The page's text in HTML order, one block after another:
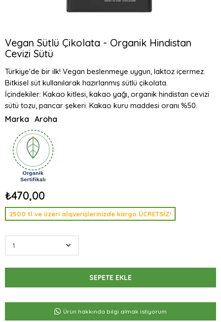
Vegan Sütlü Çikolata - Organik Hindistan
Cevizi Sütü
Türkiye'de bir ilk! Vegan beslenmeye uygun, laktoz içermez.
Bitkisel süt kullanılarak hazırlanmış sütlü çikolata.
İçindekiler: Kakao kitlesi, kakao yağı, organik hindistan cevizi
sütü tozu, pancar şekeri. Kakao kuru maddesi oranı %50.
Marka : Aroha
₺470,00
2500 tl ve üzeri alışverişlerinizde kargo ÜCRETSİZ!
Ürün hakkında bilgi almak istiyorum